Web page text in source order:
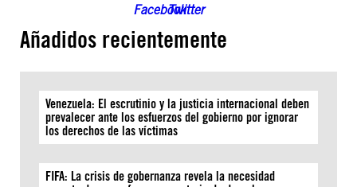
Añadidos recientemente
Venezuela: El escrutinio y la justicia internacional deben
prevalecer ante los esfuerzos del gobierno por ignorar
los derechos de las víctimas
FIFA: La crisis de gobernanza revela la necesidad